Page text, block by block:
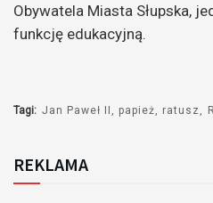
Obywatela Miasta Słupska,
funkcję edukacyjną.
Tagi: Jan Paweł II papież ratusz
REKLAMA